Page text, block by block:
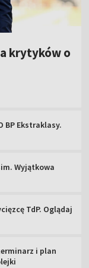
krytyków o
BP Ekstraklasy.
Wyjątkowa
TdP. Oglądaj
i plan